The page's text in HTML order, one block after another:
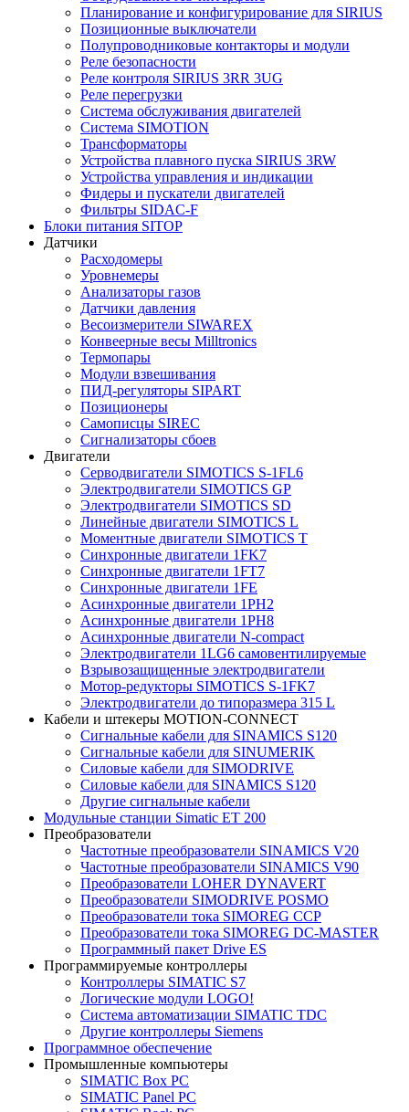
Планирование и конфигурирование для SIRIUS
Позиционные выключатели
Полупроводниковые контакторы и модули
Реле безопасности
Реле контроля SIRIUS 3RR 3UG
Реле перегрузки
Сиcтема обслуживания двигателей
Система SIMOTION
Трансформаторы
Устройства плавного пуска SIRIUS 3RW
Устройства управления и индикации
Фидеры и пускатели двигателей
Фильтры SIDAC-F
Блоки питания SITOP
Датчики
Расходомеры
Уровнемеры
Анализаторы газов
Датчики давления
Весоизмерители SIWAREX
Конвеерные весы Milltronics
Термопары
Модули взвешивания
ПИД-регуляторы SIPART
Позиционеры
Самописцы SIREC
Сигнализаторы сбоев
Двигатели
Серводвигатели SIMOTICS S-1FL6
Электродвигатели SIMOTICS GP
Электродвигатели SIMOTICS SD
Линейные двигатели SIMOTICS L
Моментные двигатели SIMOTICS T
Синхронные двигатели 1FK7
Синхронные двигатели 1FT7
Синхронные двигатели 1FE
Асинхронные двигатели 1PH2
Асинхронные двигатели 1PH8
Асинхронные двигатели N-compact
Электродвигатели 1LG6 cамовентилируемые
Взрывозащищенные электродвигатели
Мотор-редукторы SIMOTICS S-1FK7
Электродвигатели до типоразмера 315 L
Кабели и штекеры MOTION-CONNECT
Сигнальные кабели для SINAMICS S120
Сигнальные кабели для SINUMERIK
Силовые кабели для SIMODRIVE
Силовые кабели для SINAMICS S120
Другие сигнальные кабели
Модульные станции Simatic ET 200
Преобразователи
Частотные преобразователи SINAMICS V20
Частотные преобразователи SINAMICS V90
Преобразователи LOHER DYNAVERT
Преобразователи SIMODRIVE POSMO
Преобразователи тока SIMOREG CCP
Преобразователи тока SIMOREG DC-MASTER
Программный пакет Drive ES
Программируемые контроллеры
Контроллеры SIMATIC S7
Логические модули LOGO!
Система автоматизации SIMATIC TDC
Другие контроллеры Siemens
Программное обеспечение
Промышленные компьютеры
SIMATIC Box PC
SIMATIC Panel PС